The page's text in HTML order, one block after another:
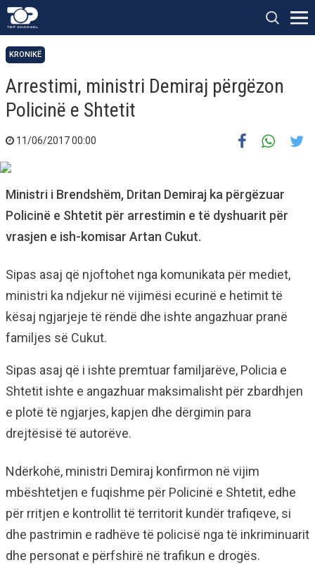
KRONIKË
Arrestimi, ministri Demiraj përgëzon
Policinë e Shtetit
11/06/2017 00:00
Ministri i Brendshëm, Dritan Demiraj ka përgëzuar
Policinë e Shtetit për arrestimin e të dyshuarit për
vrasjen e ish-komisar Artan Cukut.
Sipas asaj që njoftohet nga komunikata për mediet,
ministri ka ndjekur në vijimësi ecurinë e hetimit të
kësaj ngjarjeje të rëndë dhe ishte angazhuar pranë
familjes së Cukut.
Sipas asaj që i ishte premtuar familjarëve, Policia e
Shtetit ishte e angazhuar maksimalisht për zbardhjen
e plotë të ngjarjes, kapjen dhe dërgimin para
drejtësisë të autorëve.
Ndërkohë, ministri Demiraj konfirmon në vijim
mbështetjen e fuqishme për Policinë e Shtetit, edhe
për rritjen e kontrollit të territorit kundër trafiqeve, si
dhe pastrimin e radhëve të policisë nga të inkriminuarit
dhe personat e përfshirë në trafikun e drogës.